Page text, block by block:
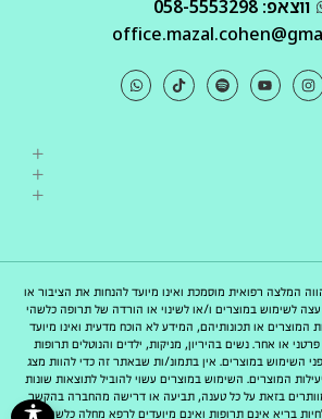
ווצאפ: 058-5553298
המלצה רפואית מוסמכת ואינו מיועד להנחות את הציבור או
לשימוש במוצרים ו/או לשינוי או הורדה של תרופה כלשהי
המוצרים או תכונותיהם, המידע לא הוכח מדעית ואינו מיועד
או אחר. נשים בהיריון, מניקות, ילדים והנוטלים תרופות
השימוש במוצרים. אין בתמונ/ות שבאתר זה כדי להוות מצג
המוצרים. השימוש במוצרים עשוי להוביל לתוצאות שונות
בזאת על כל טענה, תביעה או דרישה מהחברה בהקשר
בריא אינם תרופות ואינם מיועדים לרפא מחלה כלשהי.